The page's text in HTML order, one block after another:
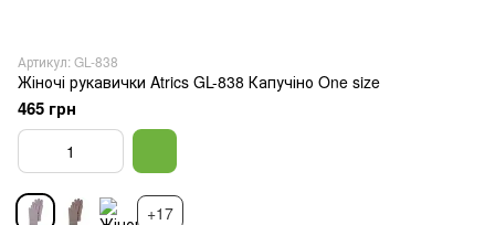
Артикул: GL-838
Жіночі рукавички Atrics GL-838 Капучіно One size
465 грн
+17